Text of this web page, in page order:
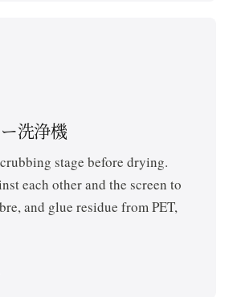
洗浄機
stage before drying.
each other and the screen to
and glue residue from PET,